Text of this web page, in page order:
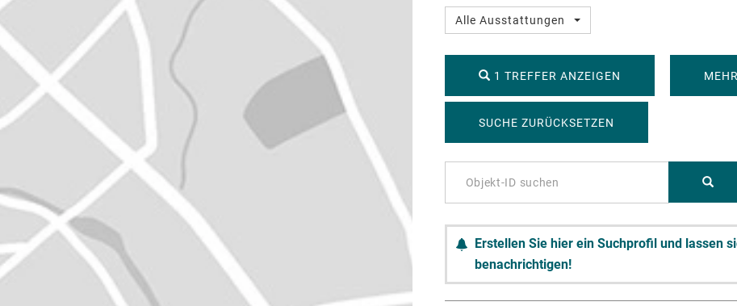
Alle Ausstattungen
1 TREFFER ANZEIGEN
SUCHE ZURÜCKSETZEN
Erstellen Sie hier ein Suchprofil und lassen
benachrichtigen!